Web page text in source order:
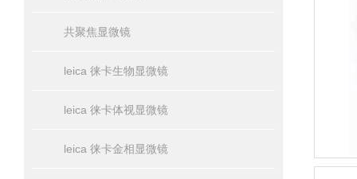
共聚焦显微镜
leica 徕卡生物显微镜
leica 徕卡体视显微镜
leica 徕卡金相显微镜